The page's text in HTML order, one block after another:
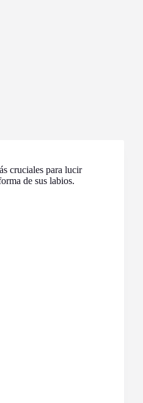
cruciales para lucir
de sus labios.